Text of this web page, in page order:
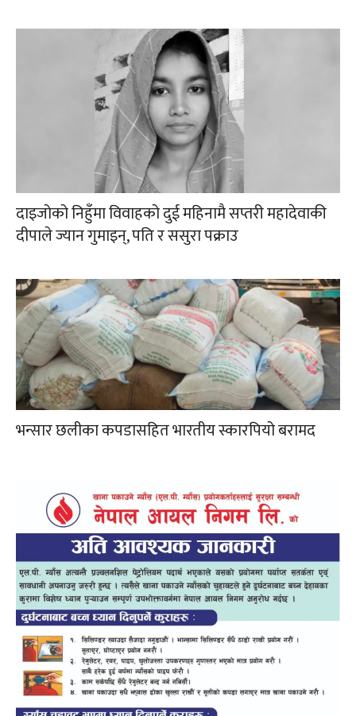
दाइजोको निहुँमा विवाहको दुई महिनामै सप्तरी महादेवाकी
दीपाले ज्यान गुमाइन्, पति र ससुरा पक्राउ
भन्सार छलीका कपडासहित भारतीय स्कारपियो बरामद